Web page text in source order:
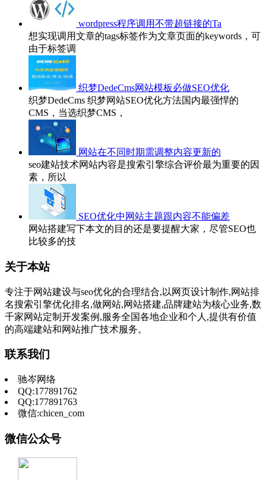
wordpress程序调用不带超链接的Ta
想实现调用文章的tags标签作为文章页面的keywords，可
由于标签调
织梦DedeCms网站模板必做SEO优化
织梦DedeCms 织梦网站SEO优化方法国内最强悍的
CMS，当选织梦CMS，
网站在不同时期需调整内容更新的
seo建站技术网站内容是搜索引擎综合评价最为重要的因
素，所以
SEO优化中网站主题跟内容不能偏差
网站搭建写下本文的目的还是要提醒大家，尽管SEO也
比较多的技
关于本站
专注于网站建设与seo优化的合理结合,以网页设计制作,网站排
名搜索引擎优化排名,做网站,网站搭建,品牌建站为核心业务,数
千家网站定制开发案例,服务全国各地企业和个人,提供有价值
的高端建站和网站推广技术服务。
联系我们
驰岑网络
QQ:177891762
QQ:177891763
微信:chicen_com
微信公众号